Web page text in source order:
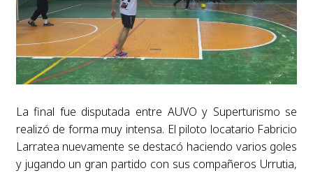
La final fue disputada entre AUVO y Superturismo se
realizó de forma muy intensa. El piloto locatario Fabricio
Larratea nuevamente se destacó haciendo varios goles
y jugando un gran partido con sus compañeros Urrutia,